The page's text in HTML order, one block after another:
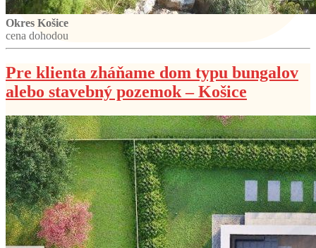
Okres Košice
cena dohodou
Pre klienta zháňame dom typu bungalov
alebo stavebný pozemok – Košice